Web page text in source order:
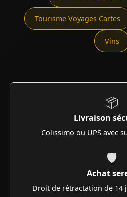
Tourisme Voyages Cartes
Vins
📦
Livraison
Colissimo ou UPS avec
🛡️
Achat
Droit de rétractation de 14